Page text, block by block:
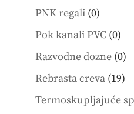
products
PNK regali 00
products
Pok kanali PVC 00
Razvodne dozne 00
Rebrasta creva 1919
Termoskupljajuće